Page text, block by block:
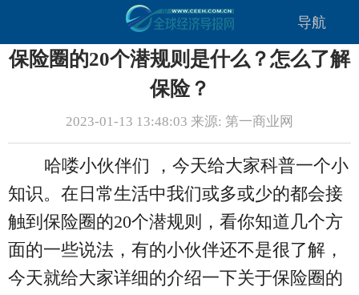
导航
保险圈的20个潜规则是什么？怎么了解
保险？
2023-01-13 13:48:03 来源: 第一商业网
哈喽小伙伴们 ，今天给大家科普一个小
知识。在日常生活中我们或多或少的都会接
触到保险圈的20个潜规则，看你知道几个方
面的一些说法，有的小伙伴还不是很了解，
今天就给大家详细的介绍一下关于保险圈的